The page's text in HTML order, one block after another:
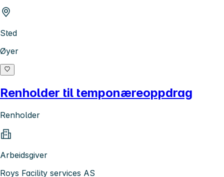
Sted
Øyer
Renholder til temponæreoppdrag
Renholder
Arbeidsgiver
Roys Facility services AS